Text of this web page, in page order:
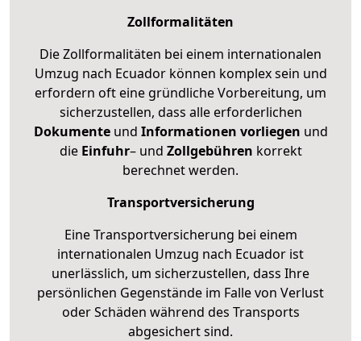
Zollformalitäten
Die Zollformalitäten bei einem internationalen
Umzug nach Ecuador können komplex sein und
erfordern oft eine gründliche Vorbereitung, um
sicherzustellen, dass alle erforderlichen
Dokumenteund Informationen vorliegen und
die Einfuhr– und Zollgebühren korrekt
berechnet werden.
Transportversicherung
Eine Transportversicherung bei einem
internationalen Umzug nach Ecuador ist
unerlässlich, um sicherzustellen, dass Ihre
persönlichen Gegenstände im Falle von Verlust
oder Schäden während des Transports
abgesichert sind.